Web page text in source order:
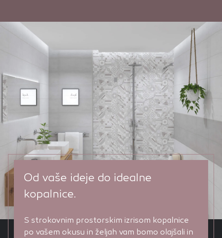
Od vaše ideje do idealne
kopalnice.
S strokovnim prostorskim izrisom kopalnice
po vašem okusu in željah vam bomo olajšali in